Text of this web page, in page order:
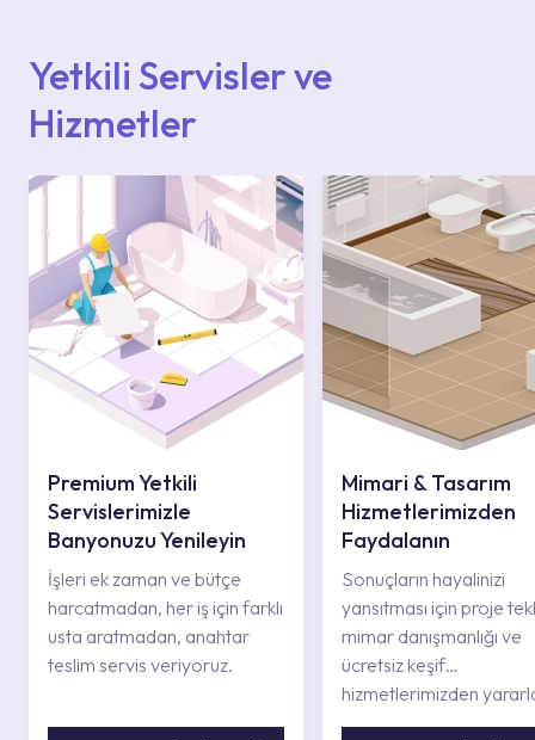
Yetkili Servisler ve
Hizmetler
Premium Yetkili
Servislerimizle
Banyonuzu Yenileyin
İşleri ek zaman ve bütçe
harcatmadan, her iş için farklı
usta aratmadan, anahtar
teslim servis veriyoruz.
Mimari & Tasarım
Hizmetlerimizden
Faydalanın
Sonuçların hayalinizi
yansıtması için proje
mimar danışmanlığı ve
ücretsiz keşif
hizmetlerimizden